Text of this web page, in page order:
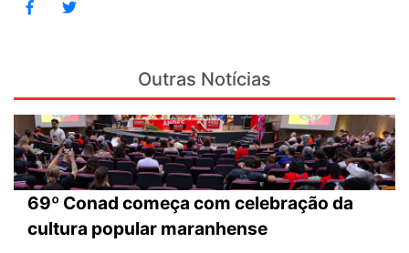
Outras Notícias
69º Conad começa com celebração da
cultura popular maranhense